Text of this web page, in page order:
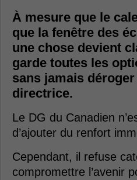
À mesure que le
que la fenêtre des
une chose devient
garde toutes les
sans jamais
directrice.
Le DG du Canadien
d’ajouter du renfort
Cependant, il refuse
compromettre l’avenir